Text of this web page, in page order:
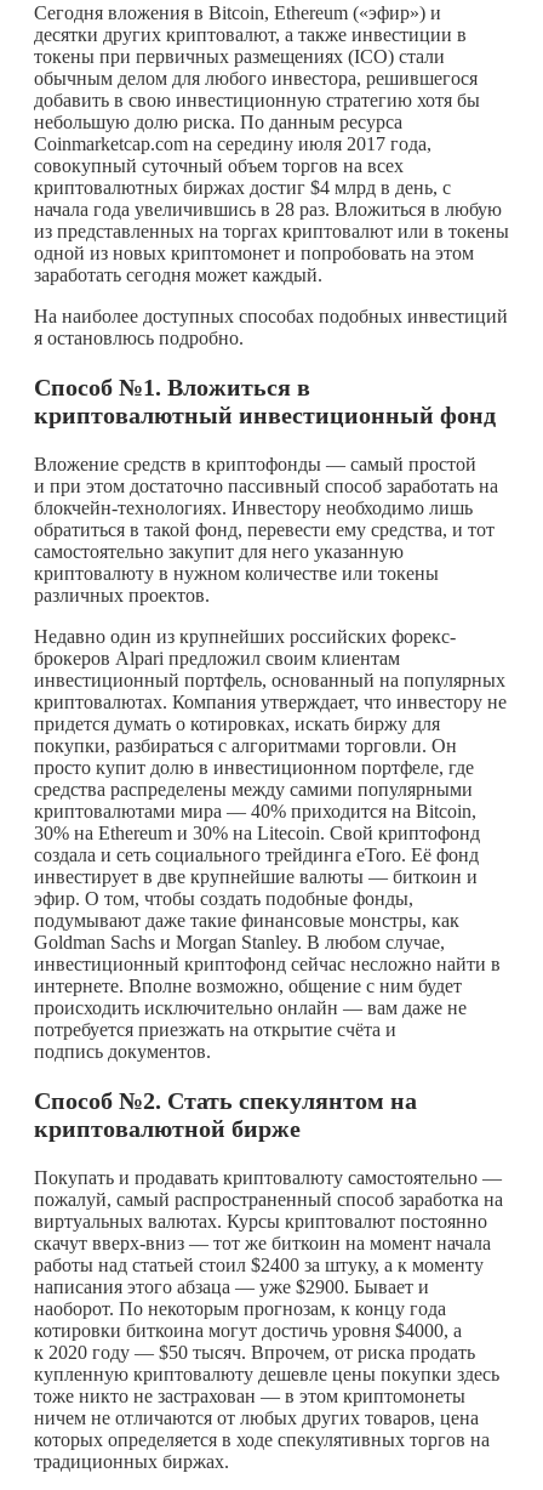
Сегодня вложения в Bitcoin, Ethereum («эфир») и
десятки других криптовалют, а также инвестиции в
токены при первичных размещениях (ICO) стали
обычным делом для любого инвестора, решившегося
добавить в свою инвестиционную стратегию хотя бы
небольшую долю риска. По данным ресурса
Coinmarketcap.com на середину июля 2017 года,
совокупный суточный объем торгов на всех
криптовалютных биржах достиг $4 млрд в день, с
начала года увеличившись в 28 раз. Вложиться в любую
из представленных на торгах криптовалют или в токены
одной из новых криптомонет и попробовать на этом
заработать сегодня может каждый.
На наиболее доступных способах подобных инвестиций
я остановлюсь подробно.
Способ №1. Вложиться в
криптовалютный инвестиционный фонд
Вложение средств в криптофонды — самый простой
и при этом достаточно пассивный способ заработать на
блокчейн-технологиях. Инвестору необходимо лишь
обратиться в такой фонд, перевести ему средства, и тот
самостоятельно закупит для него указанную
криптовалюту в нужном количестве или токены
различных проектов.
Недавно один из крупнейших российских форекс-
брокеров Alpari предложил своим клиентам
инвестиционный портфель, основанный на популярных
криптовалютах. Компания утверждает, что инвестору не
придется думать о котировках, искать биржу для
покупки, разбираться с алгоритмами торговли. Он
просто купит долю в инвестиционном портфеле, где
средства распределены между самими популярными
криптовалютами мира — 40% приходится на Bitcoin,
30% на Ethereum и 30% на Litecoin. Свой криптофонд
создала и сеть социального трейдинга eToro. Её фонд
инвестирует в две крупнейшие валюты — биткоин и
эфир. О том, чтобы создать подобные фонды,
подумывают даже такие финансовые монстры, как
Goldman Sachs и Morgan Stanley. В любом случае,
инвестиционный криптофонд сейчас несложно найти в
интернете. Вполне возможно, общение с ним будет
происходить исключительно онлайн — вам даже не
потребуется приезжать на открытие счёта и
подпись документов.
Способ №2. Стать спекулянтом на
криптовалютной бирже
Покупать и продавать криптовалюту самостоятельно —
пожалуй, самый распространенный способ заработка на
виртуальных валютах. Курсы криптовалют постоянно
скачут вверх-вниз — тот же биткоин на момент начала
работы над статьей стоил $2400 за штуку, а к моменту
написания этого абзаца — уже $2900. Бывает и
наоборот. По некоторым прогнозам, к концу года
котировки биткоина могут достичь уровня $4000, а
к 2020 году — $50 тысяч. Впрочем, от риска продать
купленную криптовалюту дешевле цены покупки здесь
тоже никто не застрахован — в этом криптомонеты
ничем не отличаются от любых других товаров, цена
которых определяется в ходе спекулятивных торгов на
традиционных биржах.